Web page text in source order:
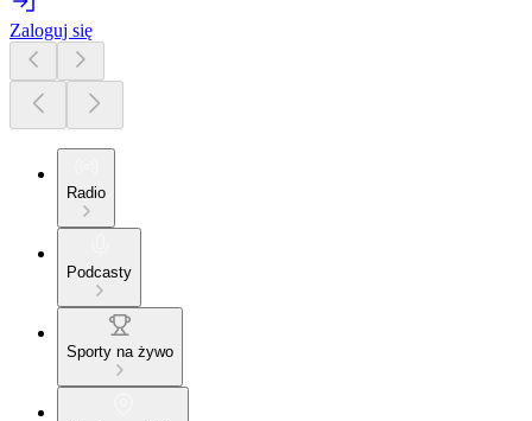
Zaloguj się
Radio
Podcasty
Sporty na żywo